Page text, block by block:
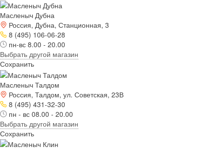
Масленыч Дубна
Россия, Дубна, Станционная, 3
8 (495) 106-06-28
пн-вс 8.00 - 20.00
Выбрать другой магазин
Сохранить
Масленыч Талдом
Россия, Талдом, ул. Советская, 23В
8 (495) 431-32-30
пн - вс 08.00 - 20.00
Выбрать другой магазин
Сохранить